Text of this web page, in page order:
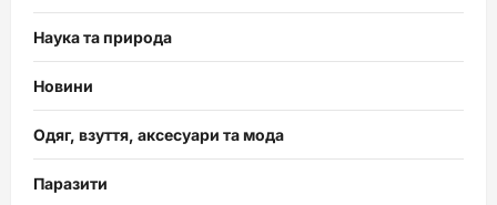
Наука та природа
Новини
Одяг, взуття, аксесуари та мода
Паразити